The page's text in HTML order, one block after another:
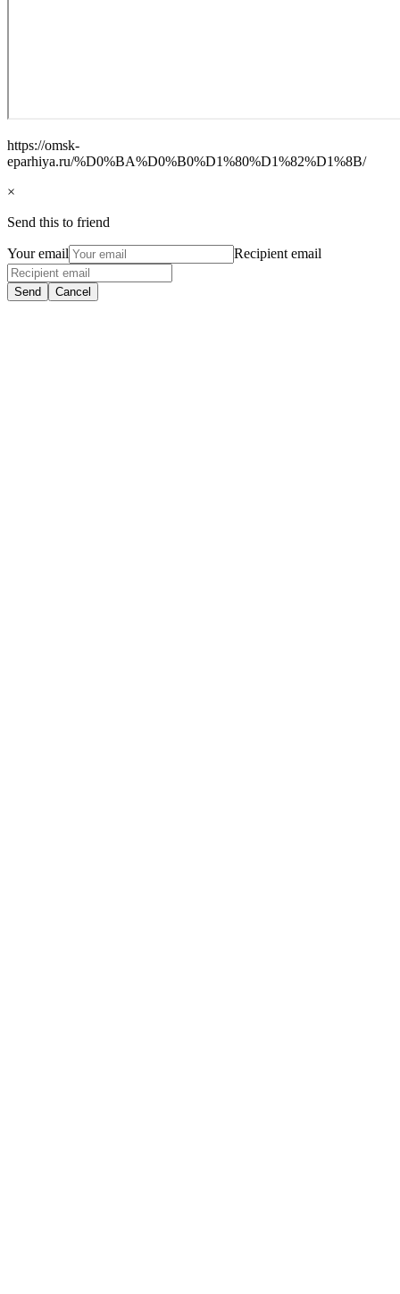
https://omsk-
eparhiya.ru/%D0%BA%D0%B0%D1%80%D1%82%D1%8B/
×
Send this to friend
Your email Recipient email
Send Cancel